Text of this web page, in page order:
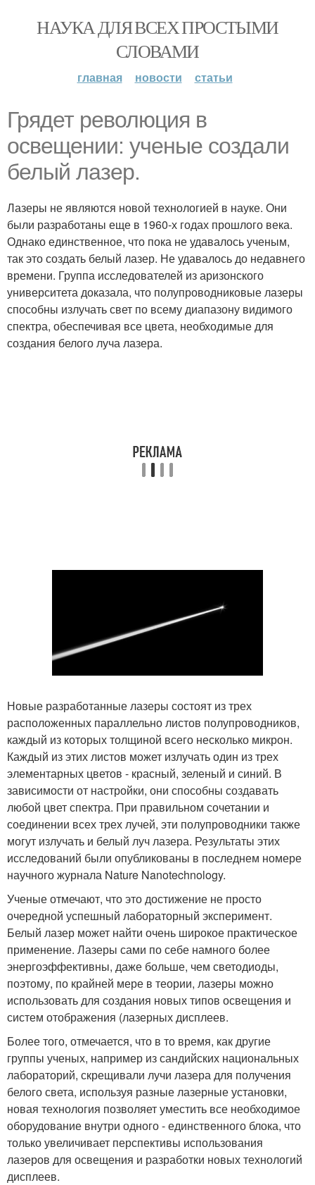
НАУКА ДЛЯ ВСЕХ ПРОСТЫМИ
СЛОВАМИ
главная новости статьи
Грядет революция в
освещении: ученые создали
белый лазер.
Лазеры не являются новой технологией в науке. Они
были разработаны еще в 1960-х годах прошлого века.
Однако единственное, что пока не удавалось ученым,
так это создать белый лазер. Не удавалось до недавнего
времени. Группа исследователей из аризонского
университета доказала, что полупроводниковые лазеры
способны излучать свет по всему диапазону видимого
спектра, обеспечивая все цвета, необходимые для
создания белого луча лазера.
Новые разработанные лазеры состоят из трех
расположенных параллельно листов полупроводников,
каждый из которых толщиной всего несколько микрон.
Каждый из этих листов может излучать один из трех
элементарных цветов - красный, зеленый и синий. В
зависимости от настройки, они способны создавать
любой цвет спектра. При правильном сочетании и
соединении всех трех лучей, эти полупроводники также
могут излучать и белый луч лазера. Результаты этих
исследований были опубликованы в последнем номере
научного журнала Nature Nanotechnology.
Ученые отмечают, что это достижение не просто
очередной успешный лабораторный эксперимент.
Белый лазер может найти очень широкое практическое
применение. Лазеры сами по себе намного более
энергоэффективны, даже больше, чем светодиоды,
поэтому, по крайней мере в теории, лазеры можно
использовать для создания новых типов освещения и
систем отображения (лазерных дисплеев.
Более того, отмечается, что в то время, как другие
группы ученых, например из сандийских национальных
лабораторий, скрещивали лучи лазера для получения
белого света, используя разные лазерные установки,
новая технология позволяет уместить все необходимое
оборудование внутри одного - единственного блока, что
только увеличивает перспективы использования
лазеров для освещения и разработки новых технологий
дисплеев.